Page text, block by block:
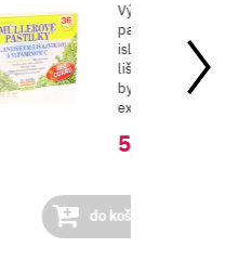
Výživový
pastilky s
islandským
lišajníkom a
bylinnými
extraktmi.
5,38 €
do košíka